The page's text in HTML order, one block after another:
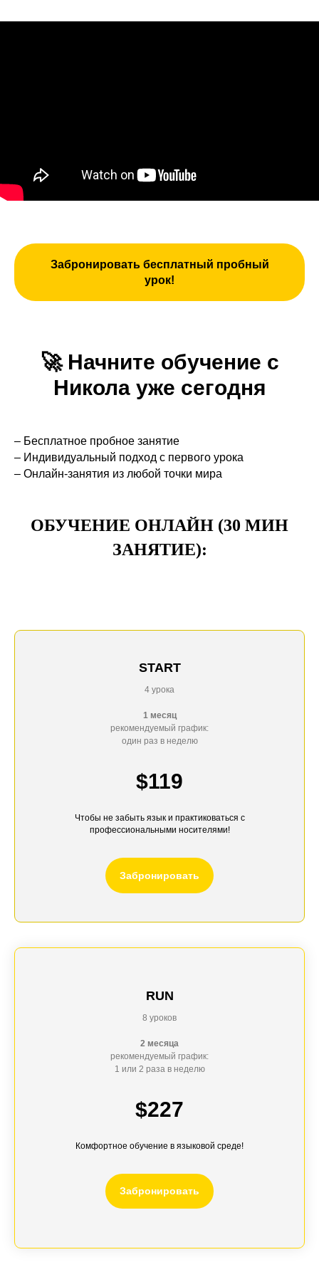
Забронировать бесплатный пробный
урок!
🚀 Начните обучение с
Никола уже сегодня
– Бесплатное пробное занятие
– Индивидуальный подход с первого урока
– Онлайн-занятия из любой точки мира
ОБУЧЕНИЕ ОНЛАЙН (30 МИН
ЗАНЯТИЕ):
START
4 урока
1 месяц
рекомендуемый график:
один раз в неделю
$119
Чтобы не забыть язык и практиковаться с
профессиональными носителями!
Забронировать
RUN
8 уроков
2 месяца
рекомендуемый график:
1 или 2 раза в неделю
$227
Комфортное обучение в языковой среде!
Забронировать